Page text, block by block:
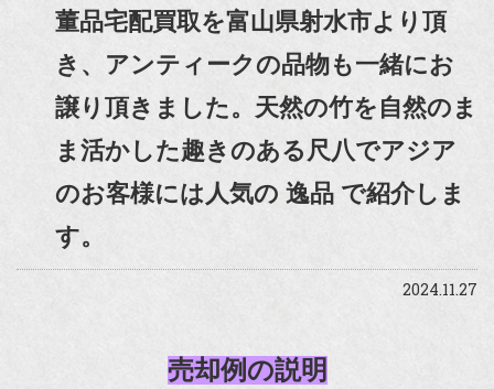
董品宅配買取を富山県射水市より頂
き、アンティークの品物も一緒にお
譲り頂きました。天然の竹を自然のま
ま活かした趣きのある尺八でアジア
のお客様には人気の 逸品 で紹介しま
す。
2024.11.27
売却例の説明